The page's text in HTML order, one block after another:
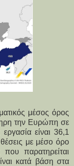
μέσος όρος
την Ευρώπη σε
είναι 36,1
με μέσο όρο
παρατηρείται
κατά βάση στα